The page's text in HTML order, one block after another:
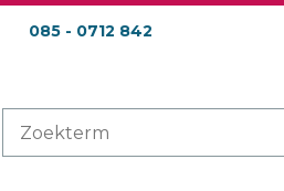
085 - 0712 842